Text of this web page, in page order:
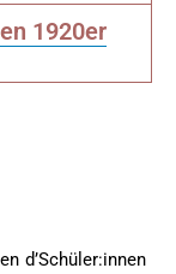
1920er
d’Schüler:innen